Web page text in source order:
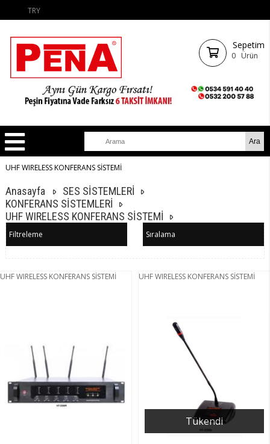
TRY
Sepetim
0 Ürün
UHF WIRELESS KONFERANS SİSTEMİ
Anasayfa
SES SİSTEMLERİ
KONFERANS SİSTEMLERİ
UHF WIRELESS KONFERANS SİSTEMİ
Filtreleme Sıralama
UHF WIRELESS KONFERANS SİSTEMİ UHF WIRELESS KONFERANS SİSTEMİ
Tükendi